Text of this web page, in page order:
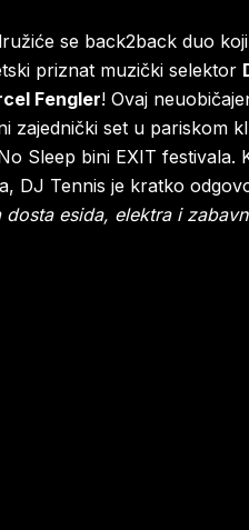
se back2back duo
priznat muzički selektor
Fengler! Ovaj
zajednički set u pariskom
Sleep bini EXIT festivala.
DJ Tennis je kratko
esida, elektra i